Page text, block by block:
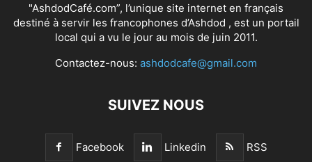
"AshdodCafé.com”, l’unique site internet en français
destiné à servir les francophones d’Ashdod , est un portail
local qui a vu le jour au mois de juin 2011.
Contactez-nous: ashdodcafe@gmail.com
SUIVEZ NOUS
Facebook Linkedin RSS